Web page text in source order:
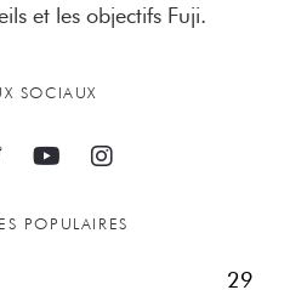
et les objectifs Fuji.
SOCIAUX
POPULAIRES
29